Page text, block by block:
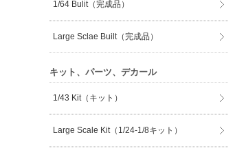
1/64 Bulit（完成品）
Large Sclae Built（完成品）
キット、パーツ、デカール
1/43 Kit（キット）
Large Scale Kit（1/24-1/8キット）